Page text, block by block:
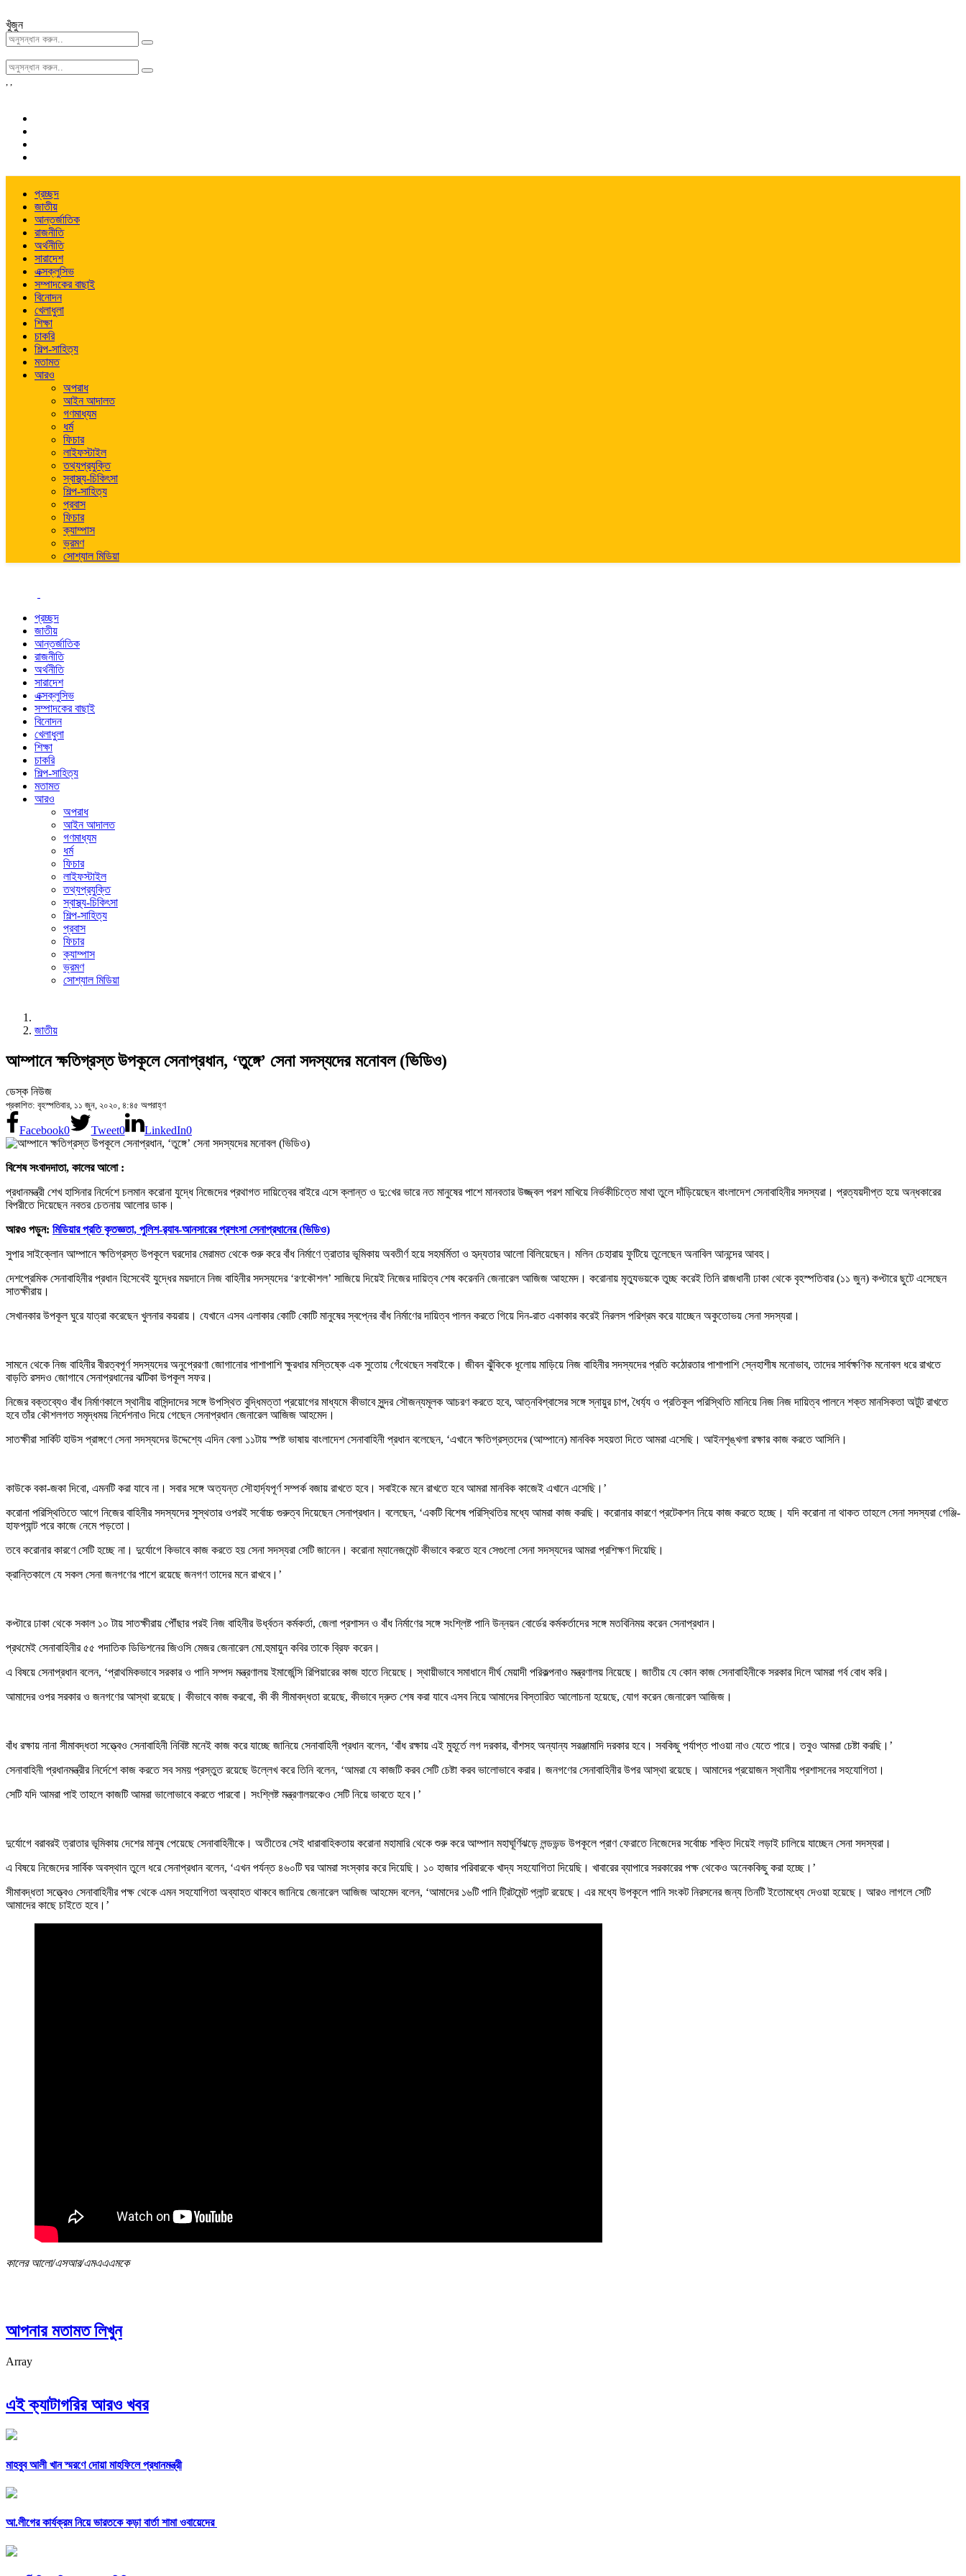
খুঁজুন
, ,
প্রচ্ছদ
জাতীয়
আন্তর্জাতিক
রাজনীতি
অর্থনীতি
সারাদেশ
এক্সক্লুসিভ
সম্পাদকের বাছাই
বিনোদন
খেলাধুলা
শিক্ষা
চাকরি
শিল্প-সাহিত্য
মতামত
আরও
অপরাধ
আইন আদালত
গণমাধ্যম
ধর্ম
ফিচার
লাইফস্টাইল
তথ্যপ্রযুক্তি
স্বাস্থ্য-চিকিৎসা
শিল্প-সাহিত্য
প্রবাস
ফিচার
ক্যাম্পাস
ভ্রমণ
সোশ্যাল মিডিয়া
প্রচ্ছদ
জাতীয়
আন্তর্জাতিক
রাজনীতি
অর্থনীতি
সারাদেশ
এক্সক্লুসিভ
সম্পাদকের বাছাই
বিনোদন
খেলাধুলা
শিক্ষা
চাকরি
শিল্প-সাহিত্য
মতামত
আরও
অপরাধ
আইন আদালত
গণমাধ্যম
ধর্ম
ফিচার
লাইফস্টাইল
তথ্যপ্রযুক্তি
স্বাস্থ্য-চিকিৎসা
শিল্প-সাহিত্য
প্রবাস
ফিচার
ক্যাম্পাস
ভ্রমণ
সোশ্যাল মিডিয়া
জাতীয়
আম্পানে ক্ষতিগ্রস্ত উপকূলে সেনাপ্রধান, ‘তুঙ্গে’ সেনা সদস্যদের মনোবল (ভিডিও)
ডেস্ক নিউজ
প্রকাশিত: বৃহস্পতিবার, ১১ জুন, ২০২০, ৪:৪৫ অপরাহ্ণ
Facebook0 Tweet0 LinkedIn0
বিশেষ সংবাদদাতা, কালের আলো :
প্রধানমন্ত্রী শেখ হাসিনার নির্দেশে চলমান করোনা যুদ্ধে নিজেদের প্রথাগত দায়িত্বের বাইরে এসে ক্লান্ত ও দু:খের ভারে নত মানুষের পাশে মানবতার উজ্জ্বল পরশ মাখিয়ে নির্ভকীচিত্তে মাথা তুলে দাঁড়িয়েছেন বাংলাদেশ সেনাবাহিনীর সদস্যরা। প্রত্যয়দীপ্ত হয়ে অন্ধকারের
বিপরীতে দিয়েছেন নবতর চেতনায় আলোর ডাক।
আরও পড়ুন: মিডিয়ার প্রতি কৃতজ্ঞতা, পুলিশ-র‌্যাব-আনসারের প্রশংসা সেনাপ্রধানের (ভিডিও)
সুপার সাইক্লোন আম্পানে ক্ষতিগ্রস্ত উপকূলে ঘরদোর মেরামত থেকে শুরু করে বাঁধ নির্মাণে ত্রাতার ভূমিকায় অবতীর্ণ হয়ে সহমর্মিতা ও হৃদ্যতার আলো বিলিয়েছেন। মলিন চেহারায় ফুটিয়ে তুলেছেন অনাবিল আনন্দের আবহ।
দেশপ্রেমিক সেনাবাহিনীর প্রধান হিসেবেই যুদ্ধের ময়দানে নিজ বাহিনীর সদস্যদের ‘রণকৌশল’ সাজিয়ে দিয়েই নিজের দায়িত্ব শেষ করেননি জেনারেল আজিজ আহমেদ। করোনায় মৃত্যুভয়কে তুচ্ছ করেই তিনি রাজধানী ঢাকা থেকে বৃহস্পতিবার (১১ জুন) কপ্টারে ছুটে এসেছেন
সাতক্ষীরায়।
সেখানকার উপকূল ঘুরে যাত্রা করেছেন খুলনার কয়রায়। যেখানে এসব এলাকার কোটি কোটি মানুষের স্বপ্নের বাঁধ নির্মাণের দায়িত্ব পালন করতে গিয়ে দিন-রাত একাকার করেই নিরলস পরিশ্রম করে যাচ্ছেন অকুতোভয় সেনা সদস্যরা।
সামনে থেকে নিজ বাহিনীর বীরত্বপূর্ণ সদস্যদের অনুপ্রেরণা জোগানোর পাশাপাশি ক্ষুরধার মস্তিষ্কে এক সুতোয় গেঁথেছেন সবাইকে। জীবন ঝুঁকিকে ধূলোয় মাড়িয়ে নিজ বাহিনীর সদস্যদের প্রতি কঠোরতার পাশাপাশি স্নেহাশীষ মনোভাব, তাদের সার্বক্ষণিক মনোবল ধরে রাখতে
বাড়তি রসদও জোগাবে সেনাপ্রধানের ঝটিকা উপকূল সফর।
নিজের বক্তব্যেও বাঁধ নির্মাণকালে স্থানীয় বাসিন্দাদের সঙ্গে উপস্থিত বুদ্ধিমত্তা প্রয়োগের মাধ্যমে কীভাবে সুন্দর সৌজন্যমূলক আচরণ করতে হবে, আত্নবিশ্বাসের সঙ্গে স্নায়ুর চাপ, ধৈর্য্য ও প্রতিকূল পরিস্থিতি মানিয়ে নিজ নিজ দায়িত্ব পালনে শক্ত মানসিকতা অটুট রাখতে
হবে তাঁর কৌশলগত সমৃদ্ধময় নির্দেশনাও দিয়ে গেছেন সেনাপ্রধান জেনারেল আজিজ আহমেদ।
সাতক্ষীরা সার্কিট হাউস প্রাঙ্গণে সেনা সদস্যদের উদ্দেশ্যে এদিন বেলা ১১টায় স্পষ্ট ভাষায় বাংলাদেশ সেনাবাহিনী প্রধান বলেছেন, ‘এখানে ক্ষতিগ্রস্তদের (আম্পানে) মানবিক সহয়তা দিতে আমরা এসেছি। আইনশৃঙ্খলা রক্ষার কাজ করতে আসিনি।
কাউকে বকা-জকা দিবো, এমনটি করা যাবে না। সবার সঙ্গে অত্যন্ত সৌহার্দ্যপূর্ণ সম্পর্ক বজায় রাখতে হবে। সবাইকে মনে রাখতে হবে আমরা মানবিক কাজেই এখানে এসেছি।’
করোনা পরিস্থিতিতে আগে নিজের বাহিনীর সদস্যদের সুস্থতার ওপরই সর্বোচ্চ গুরুত্ব দিয়েছেন সেনাপ্রধান। বলেছেন, ‘একটি বিশেষ পরিস্থিতির মধ্যে আমরা কাজ করছি। করোনার কারণে প্রটেকশন নিয়ে কাজ করতে হচ্ছে। যদি করোনা না থাকত তাহলে সেনা সদস্যরা গেঞ্জি-
হাফপ্যান্ট পরে কাজে নেমে পড়তো।
তবে করোনার কারণে সেটি হচ্ছে না। দুর্যোগে কিভাবে কাজ করতে হয় সেনা সদস্যরা সেটি জানেন। করোনা ম্যানেজমেন্ট কীভাবে করতে হবে সেগুলো সেনা সদস্যদের আমরা প্রশিক্ষণ দিয়েছি।
ক্রান্তিকালে যে সকল সেনা জনগণের পাশে রয়েছে জনগণ তাদের মনে রাখবে।’
কপ্টারে ঢাকা থেকে সকাল ১০ টায় সাতক্ষীরায় পৌঁছার পরই নিজ বাহিনীর উর্ধ্বতন কর্মকর্তা, জেলা প্রশাসন ও বাঁধ নির্মাণের সঙ্গে সংশ্লিষ্ট পানি উন্নয়ন বোর্ডের কর্মকর্তাদের সঙ্গে মতবিনিময় করেন সেনাপ্রধান।
প্রথমেই সেনাবাহিনীর ৫৫ পদাতিক ডিভিশনের জিওসি মেজর জেনারেল মো.হুমায়ুন কবির তাকে ব্রিফ করেন।
এ বিষয়ে সেনাপ্রধান বলেন, ‘প্রাথমিকভাবে সরকার ও পানি সম্পদ মন্ত্রণালয় ইমার্জেন্সি রিপিয়ারের কাজ হাতে নিয়েছে। স্থায়ীভাবে সমাধানে দীর্ঘ মেয়াদী পরিকল্পনাও মন্ত্রণালয় নিয়েছে। জাতীয় যে কোন কাজ সেনাবাহিনীকে সরকার দিলে আমরা গর্ব বোধ করি।
আমাদের ওপর সরকার ও জনগণের আস্থা রয়েছে। কীভাবে কাজ করবো, কী কী সীমাবদ্ধতা রয়েছে, কীভাবে দ্রুত শেষ করা যাবে এসব নিয়ে আমাদের বিস্তারিত আলোচনা হয়েছে, যোগ করেন জেনারেল আজিজ।
বাঁধ রক্ষায় নানা সীমাবদ্ধতা সত্ত্বেও সেনাবাহিনী নিবিষ্ট মনেই কাজ করে যাচ্ছে জানিয়ে সেনাবাহিনী প্রধান বলেন, ‘বাঁধ রক্ষায় এই মুহূর্তে লগ দরকার, বাঁশসহ অন্যান্য সরঞ্জামাদি দরকার হবে। সবকিছু পর্যাপ্ত পাওয়া নাও যেতে পারে। তবুও আমরা চেষ্টা করছি।’
সেনাবাহিনী প্রধানমন্ত্রীর নির্দেশে কাজ করতে সব সময় প্রস্তুত রয়েছে উল্লেখ করে তিনি বলেন, ‘আমরা যে কাজটি করব সেটি চেষ্টা করব ভালোভাবে করার। জনগণের সেনাবাহিনীর উপর আস্থা রয়েছে। আমাদের প্রয়োজন স্থানীয় প্রশাসনের সহযোগিতা।
সেটি যদি আমরা পাই তাহলে কাজটি আমরা ভালোভাবে করতে পারবো। সংশ্লিষ্ট মন্ত্রণালয়কেও সেটি নিয়ে ভাবতে হবে।’
দুর্যোগে বরাবরই ত্রাতার ভূমিকায় দেশের মানুষ পেয়েছে সেনাবাহিনীকে। অতীতের সেই ধারাবাহিকতায় করোনা মহামারি থেকে শুরু করে আম্পান মহাঘূর্ণিঝড়ে লন্ডভন্ড উপকূলে প্রাণ ফেরাতে নিজেদের সর্বোচ্চ শক্তি দিয়েই লড়াই চালিয়ে যাচ্ছেন সেনা সদস্যরা।
এ বিষয়ে নিজেদের সার্বিক অবস্থান তুলে ধরে সেনাপ্রধান বলেন, ‘এখন পর্যন্ত ৪৬০টি ঘর আমরা সংস্কার করে দিয়েছি। ১০ হাজার পরিবারকে খাদ্য সহযোগিতা দিয়েছি। খাবারের ব্যাপারে সরকারের পক্ষ থেকেও অনেককিছু করা হচ্ছে।’
সীমাবদ্ধতা সত্ত্বেও সেনাবাহিনীর পক্ষ থেকে এমন সহযোগিতা অব্যাহত থাকবে জানিয়ে জেনারেল আজিজ আহমেদ বলেন, ‘আমাদের ১৬টি পানি ট্রিটমেন্ট প্লান্ট রয়েছে। এর মধ্যে উপকূলে পানি সংকট নিরসনের জন্য তিনটি ইতোমধ্যে দেওয়া হয়েছে। আরও লাগলে সেটি
আমাদের কাছে চাইতে হবে।’
কালের আলো/এসআর/এমএএএমকে
আপনার মতামত লিখুন
Array
এই ক্যাটাগরির আরও খবর
মাহবুব আলী খান স্মরণে দোয়া মাহফিলে প্রধানমন্ত্রী
আ.লীগের কার্যক্রম নিয়ে ভারতকে কড়া বার্তা শামা ওবায়েদের